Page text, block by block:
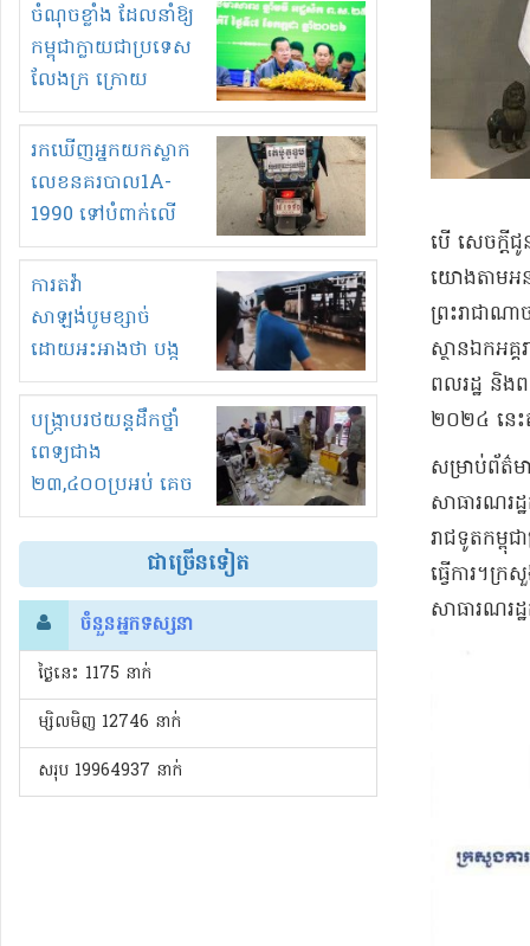
ចំណុចខ្លាំង ដែលនាំឱ្យ
កម្ពុជាក្លាយជាប្រទេស
លែងក្រ ក្រោយ
ឆ្នាំ២០៣០
រកឃើញអ្នកយកស្លាក
លេខនគរបាល1A-
1990 ទៅបំពាក់លើ
ម៉ូតូរបស់ខ្លួន ដាកផ្លាក
រត់ឌុបហើយ
ការតវ៉ា
សាឡង់បូមខ្សាច់
ដោយអះអាងថា បង្ក
បាក់ច្រាំងទន្លេ និង
រំខានទាំងយប់ទាំងថ្ងៃ
បង្ក្រាបរថយន្តដឹកថ្នាំ
ពេទ្យជាង
២៣,៤០០ប្រអប់ គេច
ពន្ធនិងអត់ច្បាប់នាំ
ចូល!?
ជាច្រើនទៀត
ចំនួនអ្នកទស្សនា
ថ្ងៃនេះ​ 1175 នាក់
ម្សិលមិញ 12746 នាក់
សរុប 19964937 នាក់
បើ សេចក្តី
យោងតាម​អ
ព្រះរាជាណ
ស្ថាន​ឯកអគ្
ពលរដ្ឋ និង​ព
២០២៤ នេះ​
សម្រាប់​ព័ត៌ម
សាធារណរ
រាជទូត​កម្
ធ្វើការ​។​ក្
សាធារណរដ្